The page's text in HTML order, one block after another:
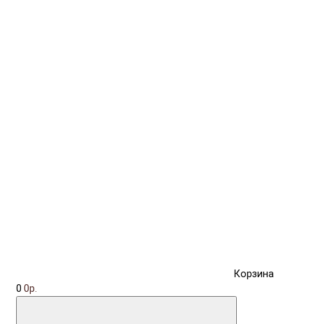
Корзина
0 0р.